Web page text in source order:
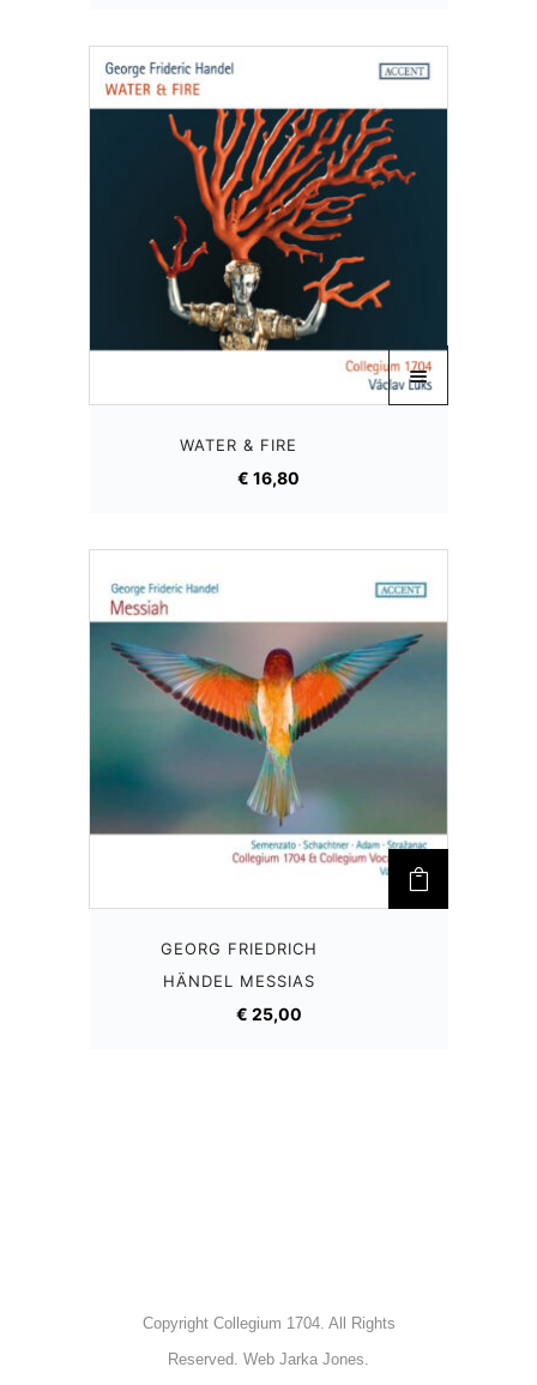
WATER & FIRE
€ 16,80
GEORG FRIEDRICH
HÄNDEL MESSIAS
€ 25,00
Copyright Collegium 1704. All Rights
Reserved. Web Jarka Jones.